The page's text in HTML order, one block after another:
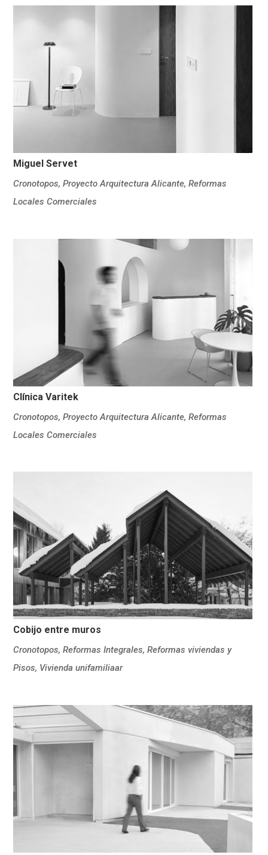
Miguel Servet
Cronotopos,Proyecto Arquitectura Alicante,Reformas
Locales Comerciales
Clínica Varitek
Cronotopos,Proyecto Arquitectura Alicante,Reformas
Locales Comerciales
Cobijo entre muros
Cronotopos,Reformas Integrales,Reformas viviendas y
Pisos, Vivienda unifamiliaar